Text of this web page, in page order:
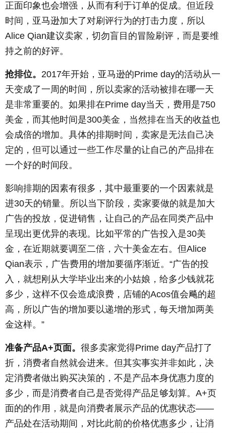
正面印象也会增强，从而有利于订单的促成。但近段
时间，亚马逊加大了对刷评行为的打击力度，所以
Alice Qian建议卖家，切勿盲目的冒险刷评，而是要维
持之前的好评。
抢排位。 2017年开始，亚马逊的Prime day的活动从一
天变成了一周的时间，所以卖家的活动被排在哪一天
是非常重要的。如果排在Prime day当天，费用是750
美金，而其他时间是300美金，当然排在当天的收益也
会成倍的增加。具体的排期时间，卖家是无法自己决
定的，但可以通过一些工作尽量的让自己的产品排在
一个好的时间段。
影响排期的因素有很多，其中最重要的一个因素就是
进30天的销量。所以当下阶段，卖家要做的就是加大
广告的投放，促进销售，让自己的产品在同类产品中
呈现出更优异的表现。比如平常的广告投入是30美
金，在近期就要调至二倍，六十美金左右。但Alice
Qian表示，广告费用的增加要循序渐近。“广告的投
入，就想刚从大学毕业出来的小姑娘，给多少钱就花
多少，这样不仅会造成浪费，店铺的Acos值会飚的超
高，所以广告的增加要以递增的形式，每天增加两美
金这样。”
准备产品A+页面。 很多卖家觉得Prime day产品打了
折，消费者自然就会进来。但其实事实并非如此，决
定消费者做出购买决策的，不是产品本身优惠力度的
多少，而是消费者自己是否觉得产品足够划算。A+页
面的的作用，就是向消费者展示产品的优惠状态——
产品处在活动期间，对比此前的价格优惠多少，让消